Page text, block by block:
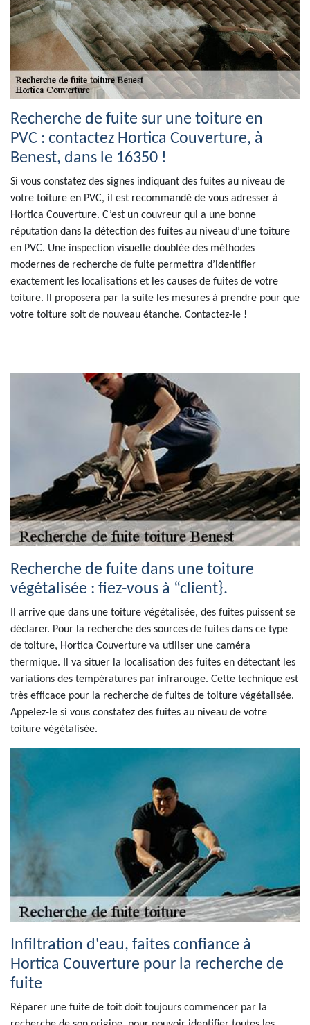
Recherche de fuite sur une toiture en
PVC : contactez Hortica Couverture, à
Benest, dans le 16350 !
Si vous constatez des signes indiquant des fuites au niveau de
votre toiture en PVC, il est recommandé de vous adresser à
Hortica Couverture. C’est un couvreur qui a une bonne
réputation dans la détection des fuites au niveau d’une toiture
en PVC. Une inspection visuelle doublée des méthodes
modernes de recherche de fuite permettra d’identifier
exactement les localisations et les causes de fuites de votre
toiture. Il proposera par la suite les mesures à prendre pour que
votre toiture soit de nouveau étanche. Contactez-le !
Recherche de fuite dans une toiture
végétalisée : fiez-vous à “client}.
Il arrive que dans une toiture végétalisée, des fuites puissent se
déclarer. Pour la recherche des sources de fuites dans ce type
de toiture, Hortica Couverture va utiliser une caméra
thermique. Il va situer la localisation des fuites en détectant les
variations des températures par infrarouge. Cette technique est
très efficace pour la recherche de fuites de toiture végétalisée.
Appelez-le si vous constatez des fuites au niveau de votre
toiture végétalisée.
Infiltration d'eau, faites confiance à
Hortica Couverture pour la recherche de
fuite
Réparer une fuite de toit doit toujours commencer par la